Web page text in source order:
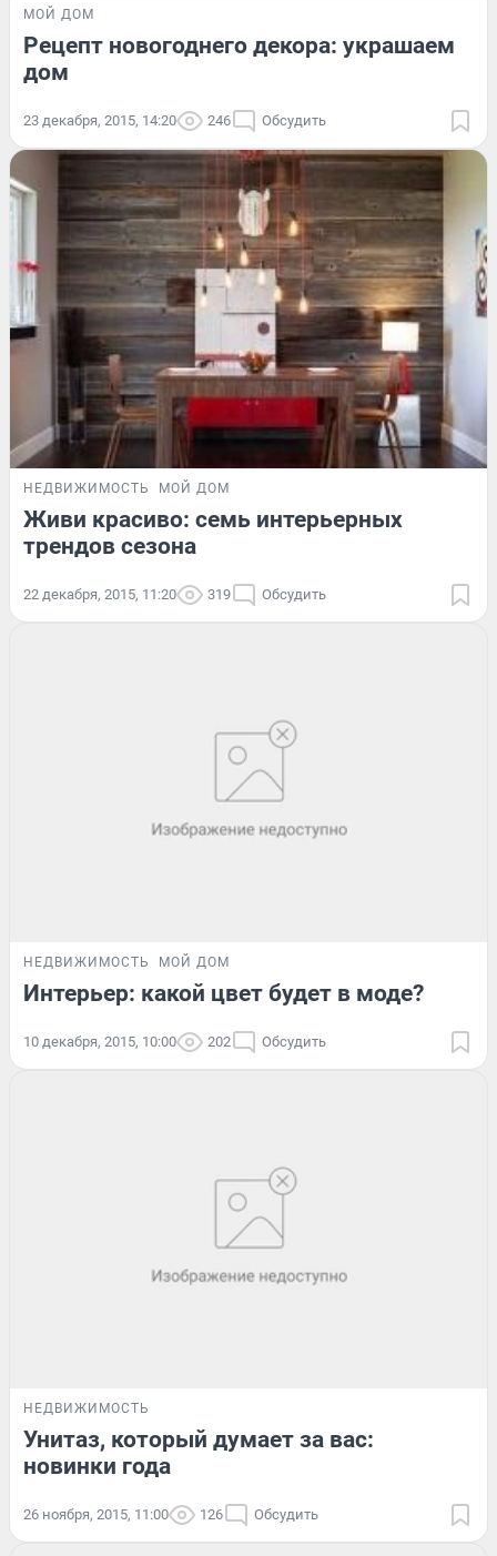
МОЙ ДОМ
Рецепт новогоднего декора: украшаем
дом
23 декабря, 2015, 14:20 246 Обсудить
НЕДВИЖИМОСТЬ МОЙ ДОМ
Живи красиво: семь интерьерных
трендов сезона
22 декабря, 2015, 11:20 319 Обсудить
НЕДВИЖИМОСТЬ МОЙ ДОМ
Интерьер: какой цвет будет в моде?
10 декабря, 2015, 10:00 202 Обсудить
НЕДВИЖИМОСТЬ
Унитаз, который думает за вас:
новинки года
26 ноября, 2015, 11:00 126 Обсудить